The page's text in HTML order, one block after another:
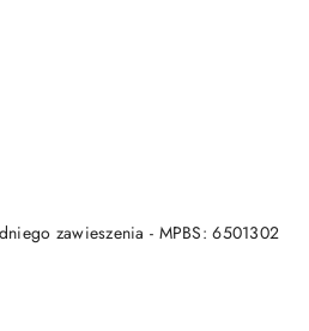
zawieszenia - MPBS: 6501302
DO KOSZYKA